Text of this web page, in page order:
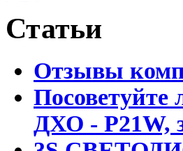
Статьи
Отзывы
ДХО - P21W,